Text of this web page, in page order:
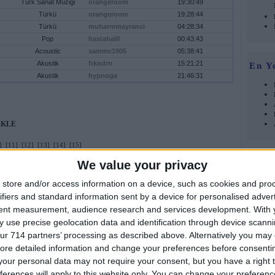
We value your privacy
store and/or access information on a device, such as cookies and
and standard information sent by a device for personalised
measurement, audience research and services development. With
use precise geolocation data and identification through device
714 partners’ processing as described above. Alternatively you
detailed information and change your preferences before
personal data may not require your consent, but you have a right
Türk Sanat Müziği orangeroom
19:30:49
Türkü orangeroom
19:28:44
Türkü muharremayranci
04:28:34
Pop hastahalil
00:43:43
Acoustic sammc1905
05:38:41
Akustik frkndrn
15:21:21
Akustik hypnoga 21:46:31
[11] [12] [13] [14]
[15]
qereksiz 22 Mart 2015 Pazar
Akustik qereksiz 22 Mart 2015 Pazar
Akustik qereksiz 22 Mart 2015 Pazar
qereksiz 22 Mart 2015 Pazar
Türkü
touch
22 Mart 2015 Pazar
Klasik cesurca 22 Mart 2015 Pazar
En